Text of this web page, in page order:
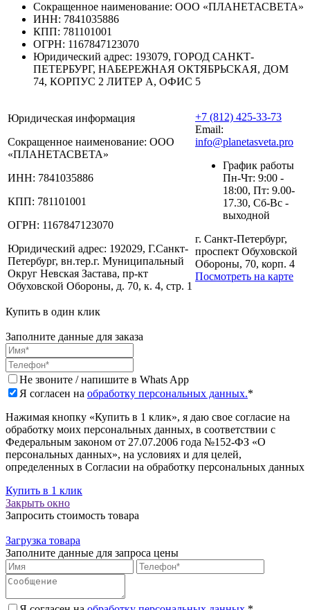
Сокращенное наименование: ООО «ПЛАНЕТАСВЕТА»
ИНН: 7841035886
КПП: 781101001
ОГРН: 1167847123070
Юридический адрес: 193079, ГОРОД САНКТ-
ПЕТЕРБУРГ, НАБЕРЕЖНАЯ ОКТЯБРЬСКАЯ, ДОМ
74, КОРПУС 2 ЛИТЕР А, ОФИС 5
Юридическая информация
Сокращенное наименование: ООО
«ПЛАНЕТАСВЕТА»
ИНН: 7841035886
КПП: 781101001
ОГРН: 1167847123070
Юридический адрес: 192029, Г.Санкт-
Петербург, вн.тер.г. Муниципальный
Округ Невская Застава, пр-кт
Обуховской Обороны, д. 70, к. 4, стр. 1
+7 (812) 425-33-73
Email:
info@planetasveta.pro
График работы
Пн-Чт: 9:00 -
18:00, Пт: 9.00-
17.30, Сб-Вс -
выходной
г. Санкт-Петербург,
проспект Обуховской
Обороны, 70, корп. 4
Посмотреть на карте
Купить в один клик
Заполните данные для заказа
Не звоните / напишите в Whats App
Я согласен на обработку персональных данных.*
Нажимая кнопку «Купить в 1 клик», я даю свое согласие на
обработку моих персональных данных, в соответствии с
Федеральным законом от 27.07.2006 года №152-ФЗ «О
персональных данных», на условиях и для целей,
определенных в Согласии на обработку персональных данных
Купить в 1 клик
Закрыть окно
Запросить стоимость товара
Загрузка товара
Заполните данные для запроса цены